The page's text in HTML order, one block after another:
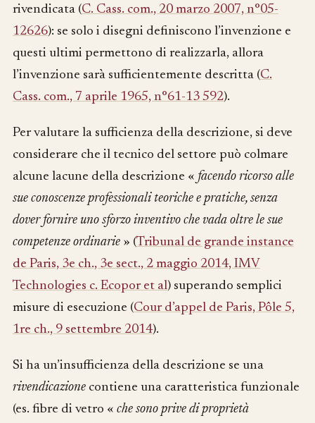
rivendicata (C. Cass. com., 20 marzo 2007, n°05-
12626): se solo i disegni definiscono l’invenzione e
questi ultimi permettono di realizzarla, allora
l’invenzione sarà sufficientemente descritta (C.
Cass. com., 7 aprile 1965, n°61-13 592).
Per valutare la sufficienza della descrizione, si deve
considerare che il tecnico del settore può colmare
alcune lacune della descrizione « facendo ricorso alle
sue conoscenze professionali teoriche e pratiche, senza
dover fornire uno sforzo inventivo che vada oltre le sue
competenze ordinarie » (Tribunal de grande instance
de Paris, 3e ch., 3e sect., 2 maggio 2014, IMV
Technologies c. Ecopor et al) superando semplici
misure di esecuzione (Cour d’appel de Paris, Pôle 5,
1re ch., 9 settembre 2014).
Si ha un’insufficienza della descrizione se una
rivendicazione contiene una caratteristica funzionale
(es. fibre di vetro « che sono prive di proprietà